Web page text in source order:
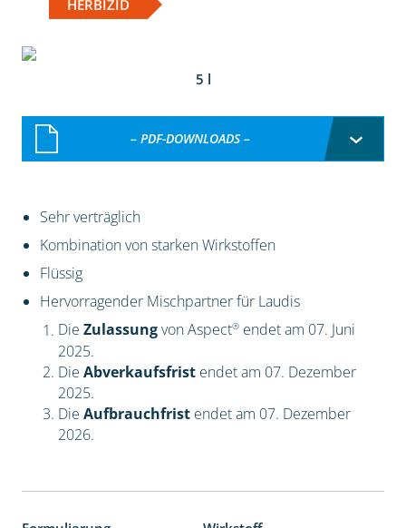
HERBIZID
5 l
– PDF-DOWNLOADS –
Sehr verträglich
Kombination von starken Wirkstoffen
Flüssig
Hervorragender Mischpartner für Laudis
Die Zulassungvon Aspect®endet am 07. Juni
2025.
Die Abverkaufsfrist endet am 07. Dezember
2025.
Die Aufbrauchfrist endet am 07. Dezember
2026.